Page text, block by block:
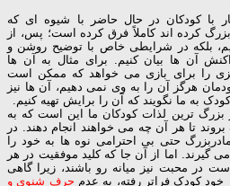
با کودکان در حال حاضر با شیوه ای که
کرده اند کاملاً فرق کرده است؛ پس، از
بلکه در شرایطی خاص با توضیح روشن و
آن ها بیان کنیم. برای مثال به آن ها
را برای بازی می خواهد که ممکن است
هرگز آن را به وی نمی دهیم، آن ها نیز
به ما نگویند که آن را برایش تهیه کنیم.
بزرگ ترین لذات کودکان ما این است که به
تا هر آن چه می خواهند انجام دهند. در
حتی بی احترامی نوه ها به خود را
می گیرند. اما از آن جا که کلید موفقیت در هر
در محبت نیز میانه رو باشند، زیرا گاهی
کودک فراتر رفته، به عدم حرف شنوی و